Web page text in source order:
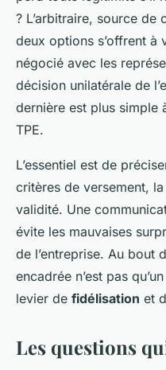
? L’arbitraire, source
deux options s’offrent à
négocié avec les
décision unilatérale de
dernière est plus
TPE.
L’essentiel est de
critères de versement,
validité. Une
évite les mauvaises
de l’entreprise. Au bout
encadrée n’est pas
levier de fidélisation et
Les questions